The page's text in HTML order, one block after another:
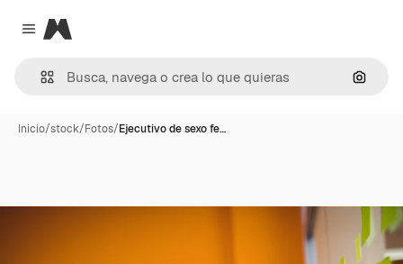
Close menu
Magnific
Inicio/stock/Fotos/Ejecutivo de sexo fe…